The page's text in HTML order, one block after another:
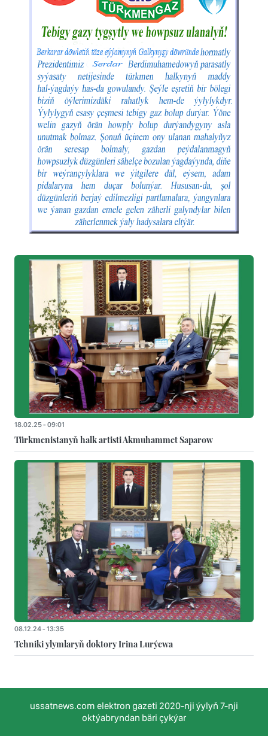
18.02.25 - 09:01
Türkmenistanyň halk artisti Akmuhammet Saparow
08.12.24 - 13:35
Tehniki ylymlaryň doktory Irina Lurýewa
ussatnews.com elektron gazeti 2020-nji ýylyň 7-nji
oktýabryndan bäri çykýar